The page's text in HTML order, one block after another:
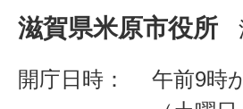
滋賀県米原市役所
開庁日時：
午前9時